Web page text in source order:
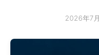
2026年7